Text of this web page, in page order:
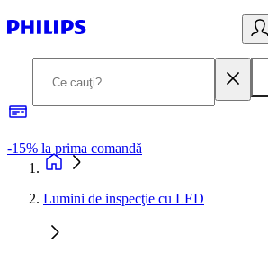
-15% la prima comandă
Lumini de inspecţie cu LED